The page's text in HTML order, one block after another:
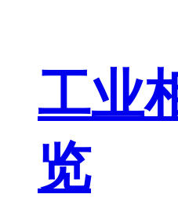
工业
览